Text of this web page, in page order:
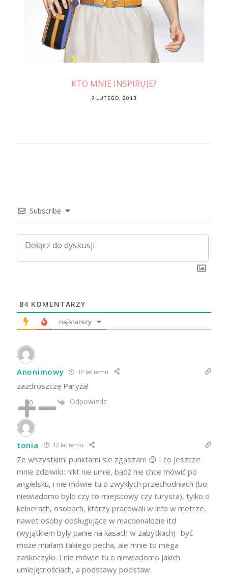
KTO MNIE INSPIRUJE?
POSTED
9 LUTEGO, 2013
Subscribe
84 KOMENTARZY
najstarszy
Anonimowy 12 lat temu
zazdroszczę Paryża!
0 Odpowiedz
tonia 12 lat temu
Ze wszystkimi punktami sie zgadzam 😉 I co jeszcze
mnie zdziwilo: nikt nie umie, bądź nie chce mówić po
angielsku, i nie mówie tu o zwyklych przechodniach (bo
niewiadomo bylo czy to miejscowy czy turysta), tylko o
kelnerach, osobach, którzy pracowali w info w metrze,
nawet osoby obsługujące w macdonaldzie itd
(wyjątkiem byly panie na kasach w zabytkach)- być
może miałam takiego pecha, ale mnie to mega
zaskoczyło. I nie mówie tu o niewiadomo jakich
umiejętnościach, a podstawy podstaw.